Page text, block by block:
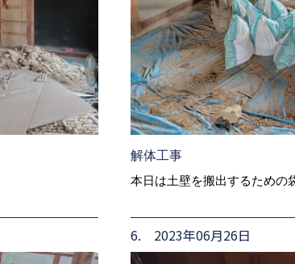
解体工事
本日は土壁を搬出するための
6. 2023年06月26日